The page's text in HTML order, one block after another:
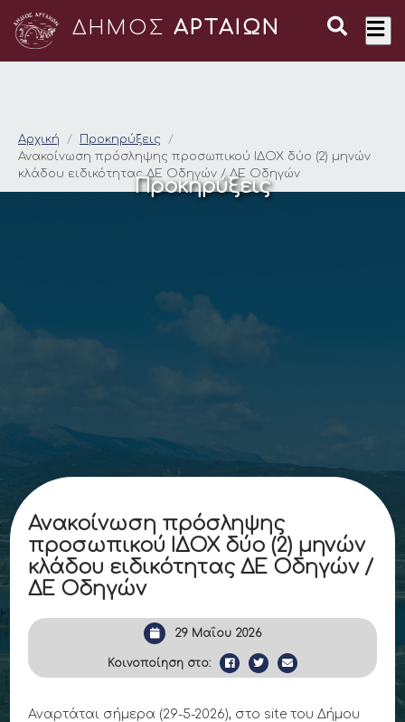
ΔΗΜΟΣ ΑΡΤΑΙΩΝ
Ανακοίνωση
Αρχική
Προκηρύξεις
Ανακοίνωση πρόσληψης προσωπικού ΙΔΟΧ δύο (2) μηνών
κλάδου ειδικότητας ΔΕ Οδηγών / ΔΕ Οδηγών
Προκηρύξεις
Ανακοίνωση πρόσληψης
προσωπικού ΙΔΟΧ δύο (2) μηνών
κλάδου ειδικότητας ΔΕ Οδηγών /
ΔΕ Οδηγών
29 Μαΐου 2026
Κοινοποίηση στο:
Αναρτάται σήμερα (29-5-2026), στο site του Δήμου